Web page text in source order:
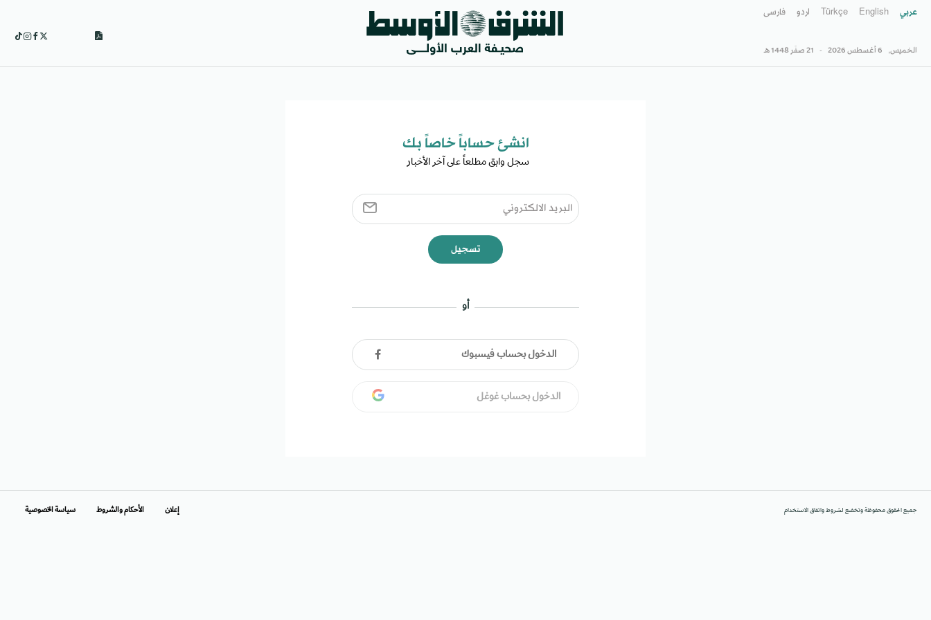
عربي English
Türkçe اردو فارسى
الخميس, 6 أغسطس 2026 - 21 صفَر 1448 هـ
انشئ حساباً خاصاً بك​
سجل وابق مطلعاً على آخر الأخبار ​
تسجيل
أو
الدخول بحساب فيسبوك
الدخول بحساب غوغل
جميع الحقوق محفوظة وتخضع لشروط واتفاق الاستخدام إعلان الأحكام والشروط سياسة الخصوصية